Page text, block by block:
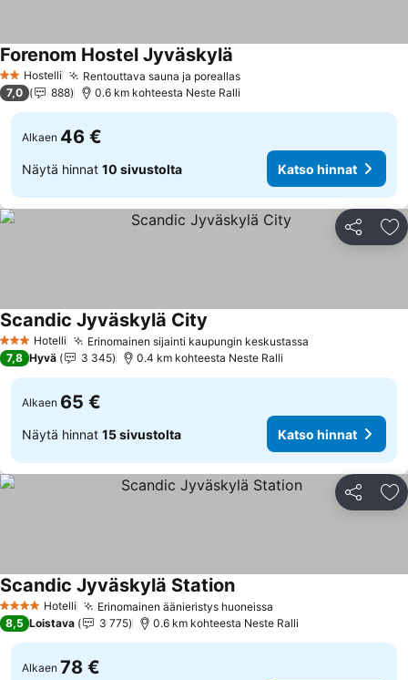
2 Tähtiluokitus
Hostelli Rentouttava sauna ja poreallasKatso hinnat
Forenom Hostel Jyväskylä
7,0 888 0.6 km kohteesta Neste Ralli
Alkaen 46 €
Näytä hinnat 10 sivustolta Katso hinnat
Jaa
3 Tähtiluokitus
Hotelli Erinomainen sijainti kaupungin keskustassa
Scandic Jyväskylä City
7,8 Hyvä 3 345 0.4 km kohteesta Neste Ralli
Alkaen 65 €
Näytä hinnat 15 sivustolta Katso hinnat
Jaa
4 Tähtiluokitus
Hotelli Erinomainen äänieristys huoneissa
Scandic Jyväskylä StationKatso hinnat
8,5 Loistava 3 775 0.6 km kohteesta Neste Ralli
Alkaen 78 €